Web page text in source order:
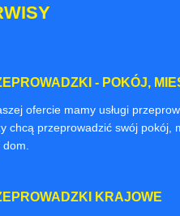
- POKÓJ,
ofercie mamy usługi
chcą przeprowadzić swój pokój,
KRAJOWE